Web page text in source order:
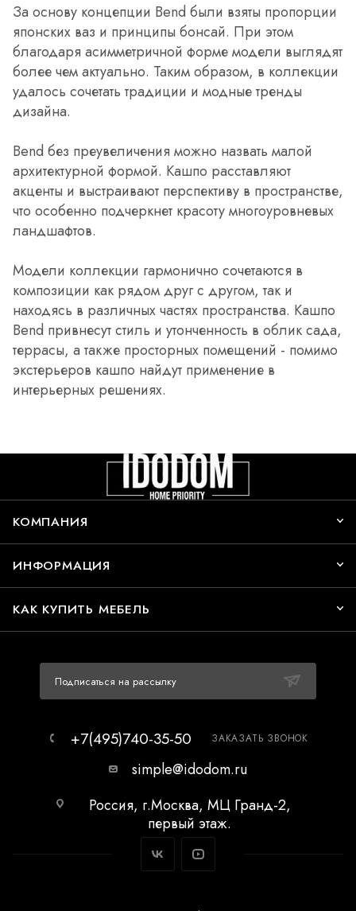
За основу концепции Bend были взяты пропорции
японских ваз и принципы бонсай. При этом
благодаря асимметричной форме модели выглядят
более чем актуально. Таким образом, в коллекции
удалось сочетать традиции и модные тренды
дизайна.
Bend без преувеличения можно назвать малой
архитектурной формой. Кашпо расставляют
акценты и выстраивают перспективу в пространстве,
что особенно подчеркнет красоту многоуровневых
ландшафтов.
Модели коллекции гармонично сочетаются в
композиции как рядом друг с другом, так и
находясь в различных частях пространства. Кашпо
Bend привнесут стиль и утонченность в облик сада,
террасы, а также просторных помещений - помимо
экстерьеров кашпо найдут применение в
интерьерных решениях.
КОМПАНИЯ
ИНФОРМАЦИЯ
КАК КУПИТЬ МЕБЕЛЬ
Подписаться на рассылку
+7(495)740-35-50 ЗАКАЗАТЬ ЗВОНОК
simple@idodom.ru
Россия, г.Москва, МЦ Гранд-2,
первый этаж.